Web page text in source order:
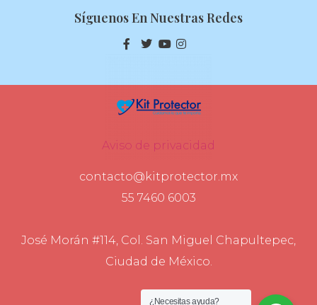
Síguenos En Nuestras Redes
Aviso de privacidad
contacto@kitprotector.mx
55 7460 6003
José Morán #114, Col. San Miguel Chapultepec,
Ciudad de México.
¿Necesitas ayuda?